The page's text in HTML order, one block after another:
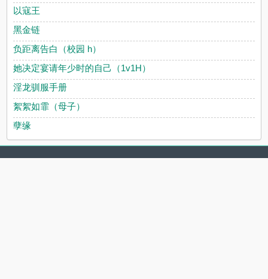
以寇王
黑金链
负距离告白（校园 h）
她决定宴请年少时的自己（1v1H）
淫龙驯服手册
絮絮如霏（母子）
孽缘